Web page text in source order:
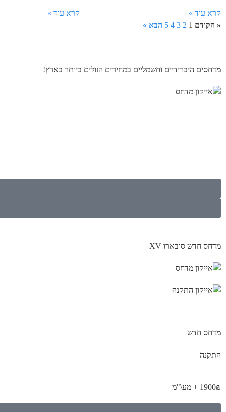
קרא עוד » קרא עוד »
« הקודם 1
2
3
4
5 הבא »
מדחסים היברידיים וחשמליים במחירים הזולים ביותר בארץ!
מדחס חדש סובארו XV
מדחס חדש
התקנה
1900₪ + מע\"מ